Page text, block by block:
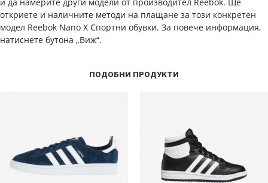
откриете и наличните методи на плащане за този конкретен
модел Reebok Nano X Спортни обувки. За повече информация,
натиснете бутона „Виж“.
ПОДОБНИ ПРОДУКТИ